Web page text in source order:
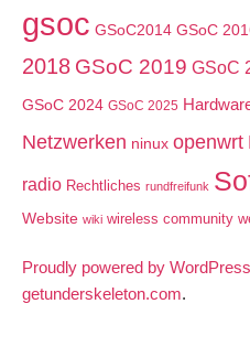
gsoc GSoC2014 GSoC
2018 GSoC 2019 GSoC
GSoC 2024 GSoC 2025
Netzwerken ninux openwrt
radio Rechtliches rundfreifunk
Website wiki wireless community
Proudly powered by WordPress
getunderskeleton.com.